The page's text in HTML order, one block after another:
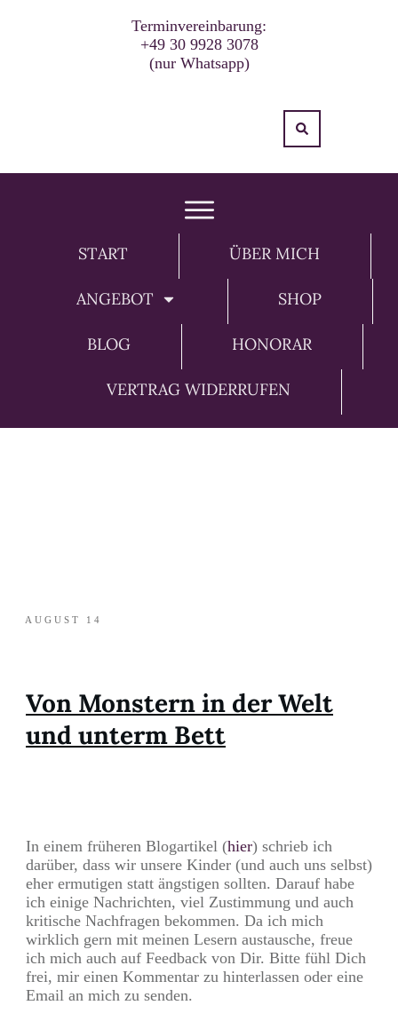
Terminvereinbarung:
+49 30 9928 3078
(nur Whatsapp)
START ÜBER MICH
ANGEBOT SHOP
BLOG HONORAR
VERTRAG WIDERRUFEN
AUGUST 14
Von Monstern in der Welt
und unterm Bett
In einem früheren Blogartikel (hier) schrieb ich
darüber, dass wir unsere Kinder (und auch uns selbst)
eher ermutigen statt ängstigen sollten. Darauf habe
ich einige Nachrichten, viel Zustimmung und auch
kritische Nachfragen bekommen. Da ich mich
wirklich gern mit meinen Lesern austausche, freue
ich mich auch auf Feedback von Dir. Bitte fühl Dich
frei, mir einen Kommentar zu hinterlassen oder eine
Email an mich zu senden.